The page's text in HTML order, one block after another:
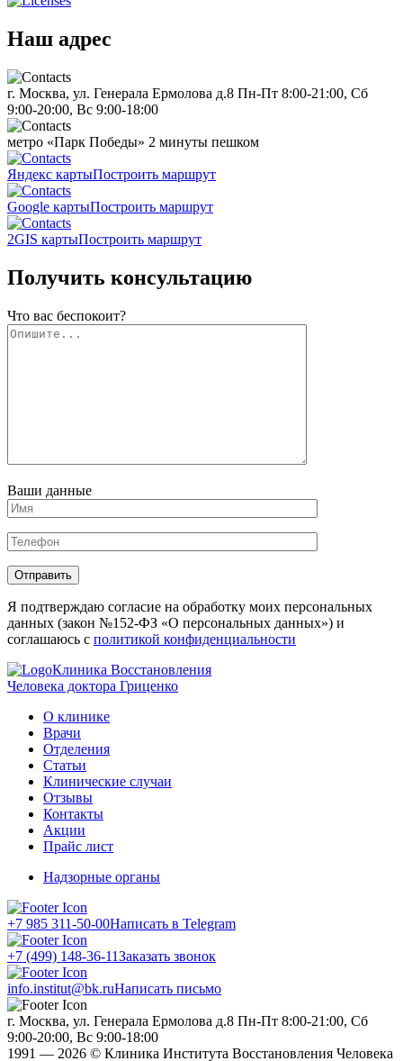
Наш адрес
г. Москва, ул. Генерала Ермолова д.8 Пн-Пт 8:00-21:00, Сб
9:00-20:00, Вс 9:00-18:00
метро «Парк Победы» 2 минуты пешком
Яндекс картыПостроить маршрут
Google картыПостроить маршрут
2GIS картыПостроить маршрут
Получить консультацию
Что вас беспокоит?
Ваши данные
Отправить
Я подтверждаю согласие на обработку моих персональных
данных (закон №152-ФЗ «О персональных данных») и
соглашаюсь с политикой конфиденциальности
Клиника Восстановления
Человека доктора Гриценко
О клинике
Врачи
Отделения
Статьи
Клинические случаи
Отзывы
Контакты
Акции
Прайс лист
Надзорные органы
+7 985 311-50-00Написать в Telegram
+7 (499) 148-36-11Заказать звонок
info.institut@bk.ruНаписать письмо
г. Москва, ул. Генерала Ермолова д.8 Пн-Пт 8:00-21:00, Сб
9:00-20:00, Вс 9:00-18:00
1991 — 2026 © Клиника Института Восстановления Человека